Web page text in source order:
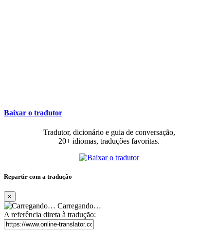
Baixar o tradutor
Tradutor, dicionário e guia de conversação,
20+ idiomas, traduções favoritas.
Repartir com a tradução
×
Carregando…
A referência direta à tradução: